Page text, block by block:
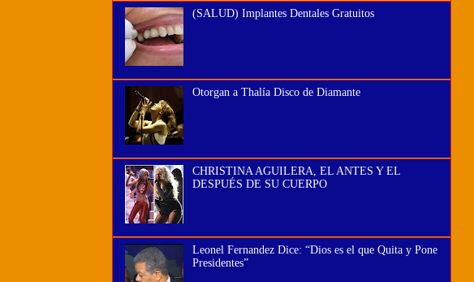
(SALUD) Implantes Dentales Gratuitos
Otorgan a Thalía Disco de Diamante
CHRISTINA AGUILERA, EL ANTES Y EL
DESPUÉS DE SU CUERPO
Leonel Fernandez Dice: “Dios es el que Quita y Pone
Presidentes”